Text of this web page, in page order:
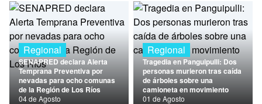
Deportes
Economía
Entrevistas
Nacional
Regional
SENAPRED declara Alerta
Temprana Preventiva por
nevadas para ocho comunas
de la Región de Los Ríos
04 de Agosto
Regional
Tragedia en Panguipulli: Dos
personas murieron tras caída
de árboles sobre una
camioneta en movimiento
01 de Agosto